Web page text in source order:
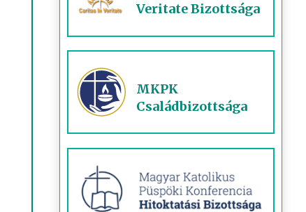
Veritate Bizottsága
MKPK
Családbizottsága